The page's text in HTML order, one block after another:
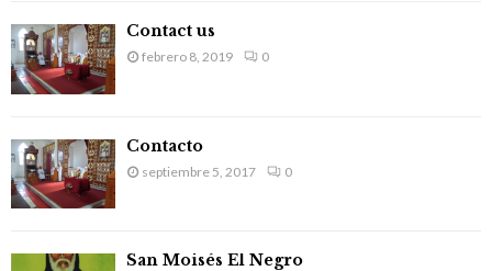
Contact us
febrero 8, 2019 0
Contacto
septiembre 5, 2017 0
San Moisés El Negro